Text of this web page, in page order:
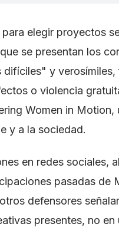
elegir proyectos
se presentan los
y
o violencia
Women in
y a la sociedad.
en redes sociales,
pasadas de
defensores
presentes, no